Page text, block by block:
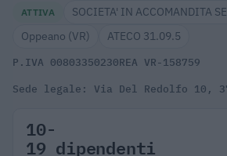
ATTIVA
SOCIETA' IN ACCOMANDITA
Oppeano (VR)
ATECO 31.09.5
P.IVA 00803350230REA VR-158759
Sede legale: Via Del Redolfo 10,
10-
19 dipendenti